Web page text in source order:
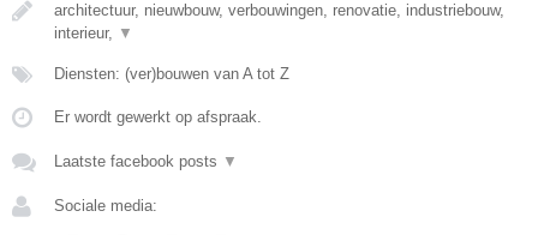
architectuur, nieuwbouw, verbouwingen, renovatie, industriebouw,
interieur, ▼
Diensten: (ver)bouwen van A tot Z
Er wordt gewerkt op afspraak.
Laatste facebook posts ▼
Sociale media: